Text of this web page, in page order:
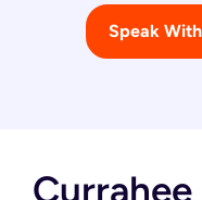
Speak
Currahee